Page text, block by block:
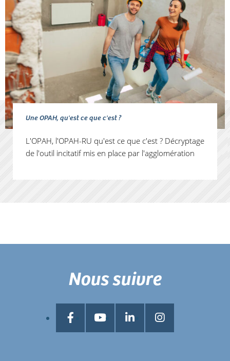
Une OPAH, qu'est ce que c'est ?
L'OPAH, l'OPAH-RU qu'est ce que c'est ? Décryptage
de l'outil incitatif mis en place par l'agglomération
Nous suivre